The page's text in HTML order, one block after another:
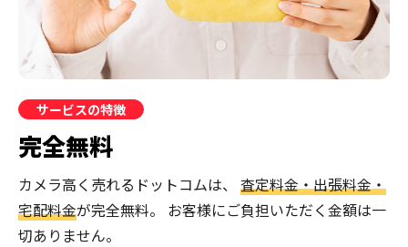
サービスの特徴
完全無料
カメラ高く売れるドットコムは、 査定料金・出張料金・
宅配料金が完全無料。 お客様にご負担いただく金額は一
切ありません。